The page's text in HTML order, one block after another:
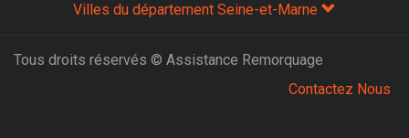
Villes du département Seine-et-Marne
Tous droits réservés © Assistance Remorquage
Contactez Nous